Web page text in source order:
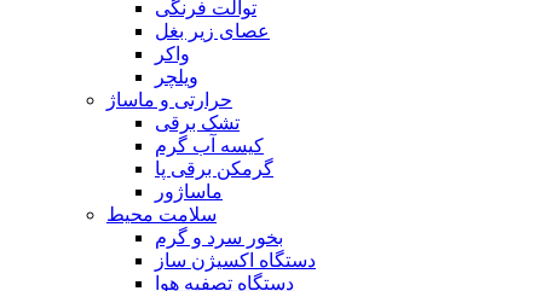
توالت فرنگی
عصای زیر بغل
واکر
ویلچر
حرارتی و ماساژ
تشک برقی
کیسه آب گرم
گرمکن برقی پا
ماساژور
سلامت محیط
بخور سرد و گرم
دستگاه اکسیژن ساز
دستگاه تصفیه هوا